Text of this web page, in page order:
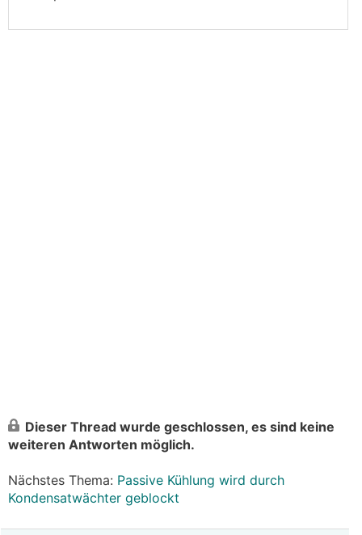
Dieser Thread wurde geschlossen, es sind keine
weiteren Antworten möglich.
Nächstes Thema: Passive Kühlung wird durch
Kondensatwächter geblockt